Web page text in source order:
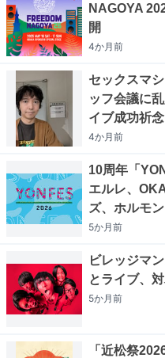
NAGOYA
開
4か月前
セックスマ
ッフ会議に
イブ成功祈念
4か月前
10周年「
エルレ、
ズ、ホルモ
5か月前
ビレッジマ
とライブ、
5か月前
「近松祭